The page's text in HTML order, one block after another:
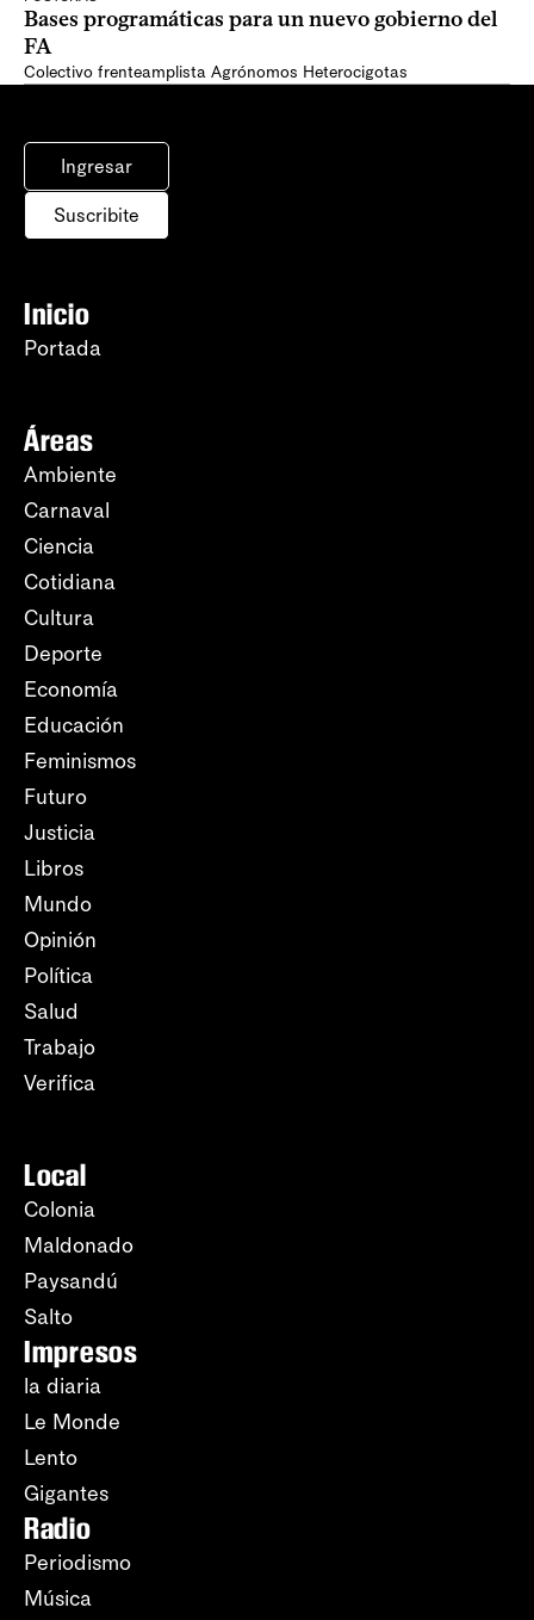
Bases programáticas para un nuevo gobierno del
FA
Colectivo frenteamplista Agrónomos Heterocigotas
Ingresar
Suscribite
Inicio
Portada
Áreas
Ambiente
Carnaval
Ciencia
Cotidiana
Cultura
Deporte
Economía
Educación
Feminismos
Futuro
Justicia
Libros
Mundo
Opinión
Política
Salud
Trabajo
Verifica
Local
Colonia
Maldonado
Paysandú
Salto
Impresos
la diaria
Le Monde
Lento
Gigantes
Radio
Periodismo
Música